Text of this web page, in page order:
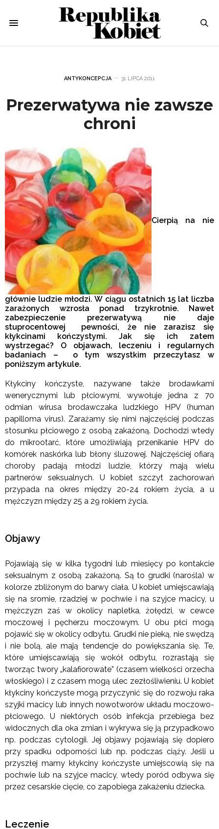
ANTYKONCEPCJA 31 LIPCA 2011
Prezerwatywa nie zawsze
chroni
Cierpią na nie
głównie ludzie młodzi. W ciągu ostatnich 15 lat liczba
zarażonych wzrosła ponad trzykrotnie. Nawet
zabezpieczenie prezerwatywą nie daje
stuprocentowej pewności, że nie zarazisz się
kłykcinami kończystymi. Jak się ich zatem
wystrzegać? O objawach, leczeniu i regularnych
badaniach – o tym wszystkim przeczytasz w
poniższym artykule.
Kłykciny kończyste, nazywane także brodawkami
wenerycznymi lub płciowymi, wywołuje jedna z 70
odmian wirusa brodawczaka ludzkiego HPV (human
papilloma virus). Zarażamy się nimi najczęściej podczas
stosunku płciowego z osobą zakażoną. Dochodzi wtedy
do mikrootarć, które umożliwiają przenikanie HPV do
komórek naskórka lub błony śluzowej. Najczęściej ofiarą
choroby padają młodzi ludzie, którzy mają wielu
partnerów seksualnych. U kobiet szczyt zachorowań
przypada na okres między 20-24 rokiem życia, a u
mężczyzn między 25 a 29 rokiem życia.
Objawy
Pojawiają się w kilka tygodni lub miesięcy po kontakcie
seksualnym z osobą zakażoną. Są to grudki (narośla) w
kolorze zbliżonym do barwy ciała. U kobiet umiejscawiają
się na sromie, rzadziej w pochwie i na szyjce macicy, u
mężczyzn zaś w okolicy napletka, żołędzi, w cewce
moczowej i pęcherzu moczowym. U obu płci mogą
pojawić się w okolicy odbytu. Grudki nie pieką, nie swędzą
i nie bolą, ale mają tendencje do powiększania się. Te,
które umiejscawiają się wokół odbytu, rozrastają się
tworząc twory „kalafiorowate” (czasem wielkości orzecha
włoskiego) i z czasem mogą ulec zezłośliwieniu. U kobiet
kłykciny kończyste mogą przyczynić się do rozwoju raka
szyjki macicy lub innych nowotworów układu moczowo-
płciowego. U niektórych osób infekcja przebiega bez
widocznych dla oka zmian i wykrywa się ją przypadkowo
np. podczas cytologii. Jej objawy pojawiają się dopiero
przy spadku odporności lub np. podczas ciąży. Jeśli u
przyszłej mamy kłykciny kończyste umiejscowią się na
pochwie lub na szyjce macicy, wtedy poród odbywa się
przez cesarskie cięcie, co zapobiega zakażeniu dziecka.
Leczenie